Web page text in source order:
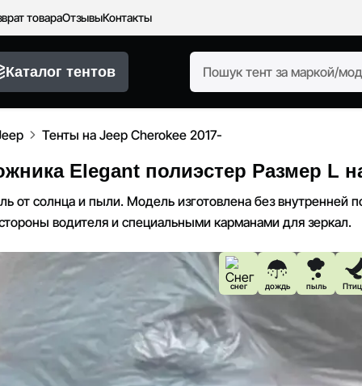
товараОтзывыКонтакты
Каталог тентов
Тенты на Jeep Cherokee 2017-
Elegant полиэстер Размер L
от солнца и пыли. Модель изготовлена без внутренней
водителя и специальными карманами для зеркал.
снег дождь пыль